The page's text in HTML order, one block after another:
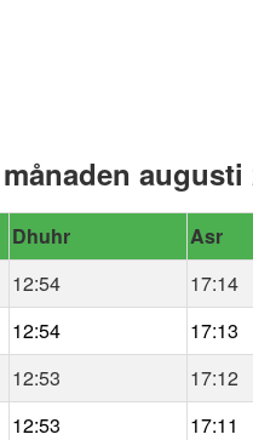
augusti
Dhuhr Asr
12:54 17:14
12:54 17:13
12:53 17:12
12:53 17:11